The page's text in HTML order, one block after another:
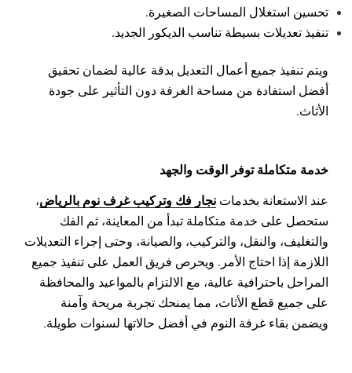
تحسين استغلال المساحات الصغيرة.
تنفيذ تعديلات بسيطة تناسب الديكور الجديد.
ويتم تنفيذ جميع أعمال التعديل بدقة عالية لضمان تحقيق
أفضل استفادة من مساحة الغرفة دون التأثير على جودة
الأثاث.
خدمة متكاملة توفر الوقت والجهد
عند الاستعانة بخدمات نجار فك وتركيب غرف نوم بالرياض،
ستحصل على خدمة متكاملة تبدأ من المعاينة، ثم الفك
والتغليف، والنقل، والتركيب، والصيانة، وحتى إجراء التعديلات
اللازمة إذا احتاج الأمر. ويحرص فريق العمل على تنفيذ جميع
المراحل باحترافية عالية، مع الالتزام بالمواعيد والمحافظة
على جميع قطع الأثاث، مما يمنحك تجربة مريحة وآمنة
ويضمن بقاء غرفة النوم في أفضل حالاتها لسنوات طويلة.